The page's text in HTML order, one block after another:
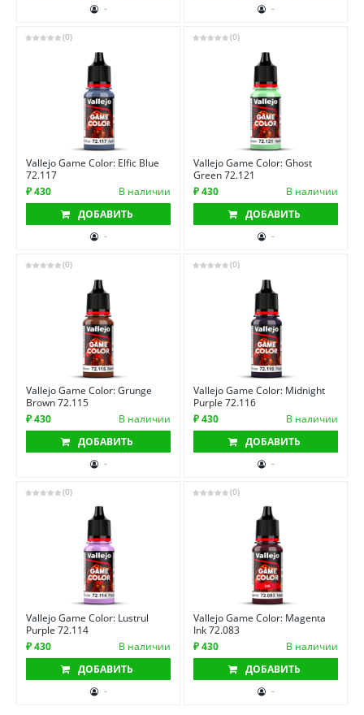
-
-
(0)
Vallejo Game Color: Elfic Blue
72.117
₽ 430
В наличии
ДОБАВИТЬ
-
(0)
Vallejo Game Color: Ghost
Green 72.121
₽ 430
В наличии
ДОБАВИТЬ
-
(0)
Vallejo Game Color: Grunge
Brown 72.115
₽ 430
В наличии
ДОБАВИТЬ
-
(0)
Vallejo Game Color: Midnight
Purple 72.116
₽ 430
В наличии
ДОБАВИТЬ
-
(0)
Vallejo Game Color: Lustrul
Purple 72.114
₽ 430
В наличии
ДОБАВИТЬ
-
(0)
Vallejo Game Color: Magenta
Ink 72.083
₽ 430
В наличии
ДОБАВИТЬ
-